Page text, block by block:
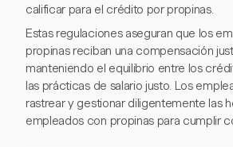
calificar para el crédito por propinas.
Estas regulaciones aseguran que los
propinas reciban una compensación
manteniendo el equilibrio entre los
las prácticas de salario justo. Los
rastrear y gestionar diligentemente las
empleados con propinas para cumplir